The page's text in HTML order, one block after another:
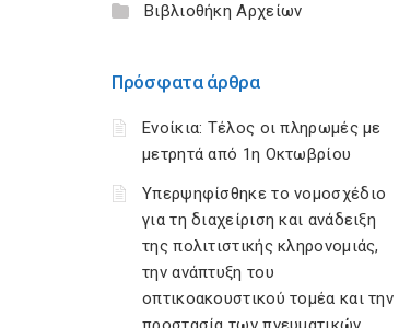
Βιβλιοθήκη Αρχείων
Πρόσφατα άρθρα
Ενοίκια: Τέλος οι πληρωμές με
μετρητά από 1η Οκτωβρίου
Υπερψηφίσθηκε το νομοσχέδιο
για τη διαχείριση και ανάδειξη
της πολιτιστικής κληρονομιάς,
την ανάπτυξη του
οπτικοακουστικού τομέα και την